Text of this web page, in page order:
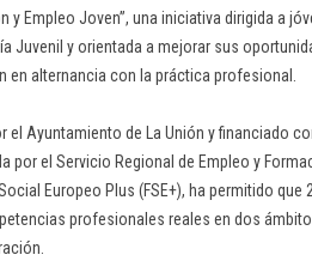
y Empleo Joven”, una iniciativa dirigida a
Juvenil y orientada a mejorar sus
en alternancia con la práctica profesional.
el Ayuntamiento de La Unión y financiado
por el Servicio Regional de Empleo y
Europeo Plus (FSE+), ha permitido que
profesionales reales en dos